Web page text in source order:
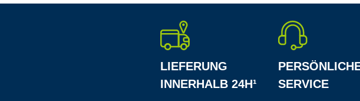
LIEFERUNG
INNERHALB 24H¹
SERVICE